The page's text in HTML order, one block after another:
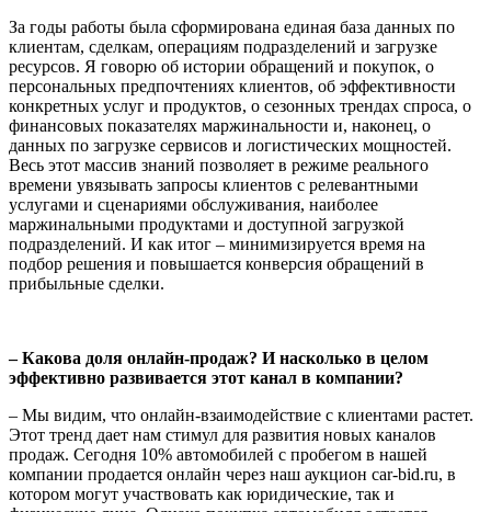
За годы работы была сформирована единая база данных по
клиентам, сделкам, операциям подразделений и загрузке
ресурсов. Я говорю об истории обращений и покупок, о
персональных предпочтениях клиентов, об эффективности
конкретных услуг и продуктов, о сезонных трендах спроса, о
финансовых показателях маржинальности и, наконец, о
данных по загрузке сервисов и логистических мощностей.
Весь этот массив знаний позволяет в режиме реального
времени увязывать запросы клиентов с релевантными
услугами и сценариями обслуживания, наиболее
маржинальными продуктами и доступной загрузкой
подразделений. И как итог – минимизируется время на
подбор решения и повышается конверсия обращений в
прибыльные сделки.
– Какова доля онлайн-продаж? И насколько в целом
эффективно развивается этот канал в компании?
– Мы видим, что онлайн-взаимодействие с клиентами растет.
Этот тренд дает нам стимул для развития новых каналов
продаж. Сегодня 10% автомобилей с пробегом в нашей
компании продается онлайн через наш аукцион car-bid.ru, в
котором могут участвовать как юридические, так и